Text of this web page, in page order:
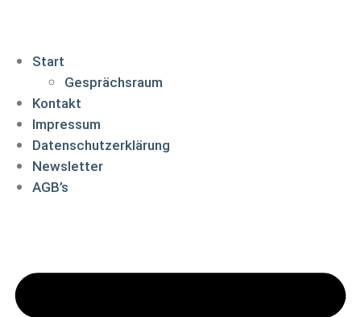
Start
Gesprächsraum
Kontakt
Impressum
Datenschutzerklärung
Newsletter
AGB’s